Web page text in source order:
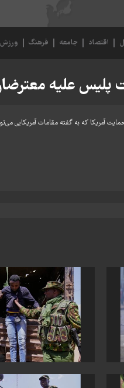
اقتصاد جامعه فرهنگ ورزش
علیه معترضان
آمریکا که به گفته مقامات آمریکایی